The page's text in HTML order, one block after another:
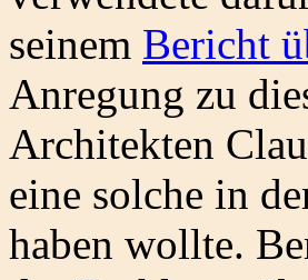
seinem Bericht
Anregung zu
Architekten
eine solche in
haben wollte.